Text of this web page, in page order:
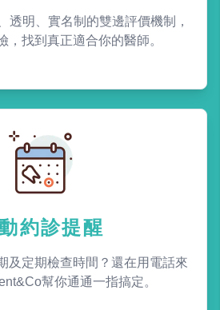
透明、實名制的雙邊評價機制，
，找到真正適合你的醫師。
約診提醒
及定期檢查時間？還在用電話來
幫你通通一指搞定。